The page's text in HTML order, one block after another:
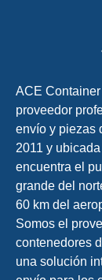
ACE
proveedor
envío y piezas
2011 y
encuentra el
grande del
60 km del
Somos el
contenedores
una solución